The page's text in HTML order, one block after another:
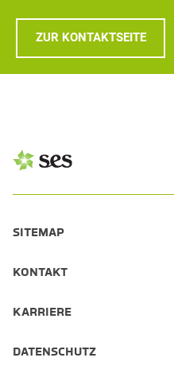
ZUR KONTAKTSEITE
SITEMAP
KONTAKT
KARRIERE
DATENSCHUTZ